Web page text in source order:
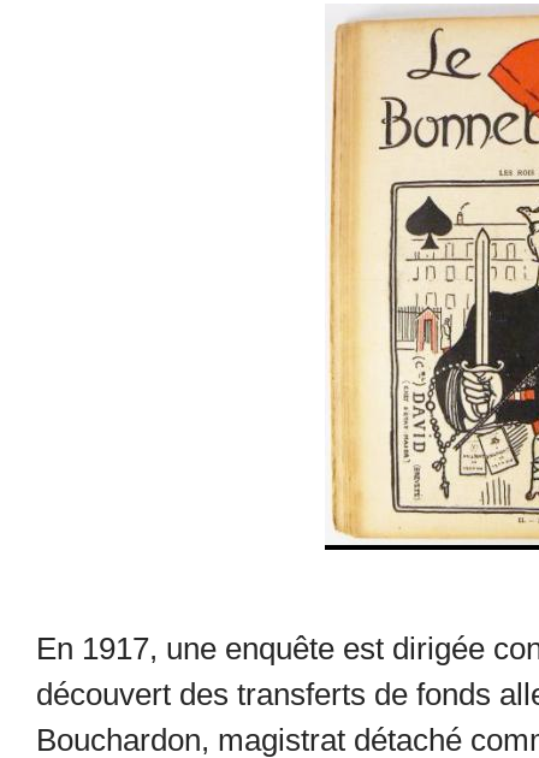
En 1917, une enquête est dirigée
découvert des transferts de fonds
Bouchardon, magistrat détaché